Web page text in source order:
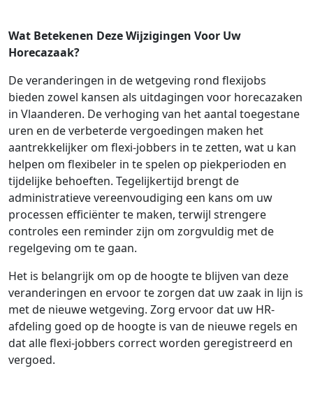
Wat Betekenen Deze Wijzigingen Voor Uw
Horecazaak?
De veranderingen in de wetgeving rond flexijobs
bieden zowel kansen als uitdagingen voor horecazaken
in Vlaanderen. De verhoging van het aantal toegestane
uren en de verbeterde vergoedingen maken het
aantrekkelijker om flexi-jobbers in te zetten, wat u kan
helpen om flexibeler in te spelen op piekperioden en
tijdelijke behoeften. Tegelijkertijd brengt de
administratieve vereenvoudiging een kans om uw
processen efficiënter te maken, terwijl strengere
controles een reminder zijn om zorgvuldig met de
regelgeving om te gaan.
Het is belangrijk om op de hoogte te blijven van deze
veranderingen en ervoor te zorgen dat uw zaak in lijn is
met de nieuwe wetgeving. Zorg ervoor dat uw HR-
afdeling goed op de hoogte is van de nieuwe regels en
dat alle flexi-jobbers correct worden geregistreerd en
vergoed.